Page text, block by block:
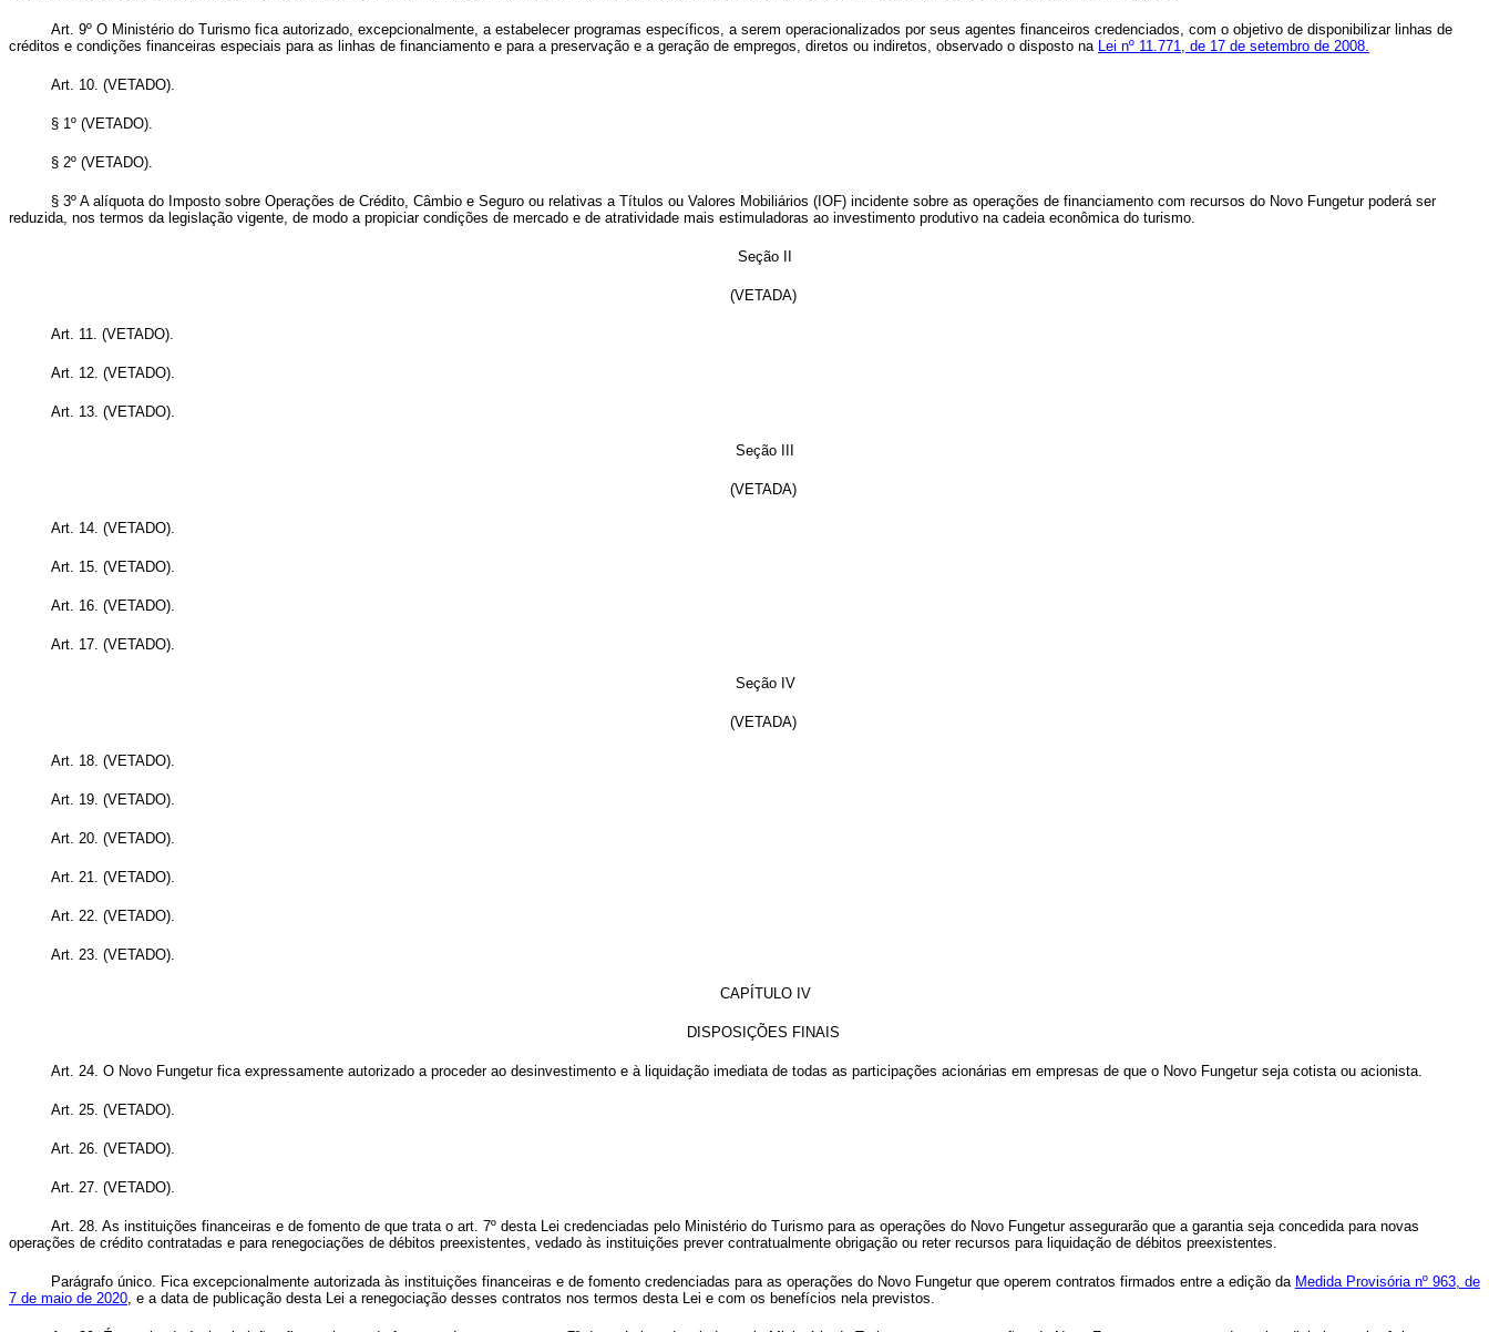
Art. 9º O Ministério do Turismo fica autorizado, excepcionalmente, a estabelecer programas específicos, a serem operacionalizados por seus agentes financeiros credenciados, com o objetivo de disponibilizar linhas de
créditos e condições financeiras especiais para as linhas de financiamento e para a preservação e a geração de empregos, diretos ou indiretos, observado o disposto na Lei nº 11.771, de 17 de setembro de 2008.
Art. 10. (VETADO).
§ 1º (VETADO).
§ 2º (VETADO).
§ 3º A alíquota do Imposto sobre Operações de Crédito, Câmbio e Seguro ou relativas a Títulos ou Valores Mobiliários (IOF) incidente sobre as operações de financiamento com recursos do Novo Fungetur poderá ser
reduzida, nos termos da legislação vigente, de modo a propiciar condições de mercado e de atratividade mais estimuladoras ao investimento produtivo na cadeia econômica do turismo.
Seção II
(VETADA)
Art. 11. (VETADO).
Art. 12. (VETADO).
Art. 13. (VETADO).
Seção III
(VETADA)
Art. 14. (VETADO).
Art. 15. (VETADO).
Art. 16. (VETADO).
Art. 17. (VETADO).
Seção IV
(VETADA)
Art. 18. (VETADO).
Art. 19. (VETADO).
Art. 20. (VETADO).
Art. 21. (VETADO).
Art. 22. (VETADO).
Art. 23. (VETADO).
CAPÍTULO IV
DISPOSIÇÕES FINAIS
Art. 24. O Novo Fungetur fica expressamente autorizado a proceder ao desinvestimento e à liquidação imediata de todas as participações acionárias em empresas de que o Novo Fungetur seja cotista ou acionista.
Art. 25. (VETADO).
Art. 26. (VETADO).
Art. 27. (VETADO).
Art. 28. As instituições financeiras e de fomento de que trata o art. 7º desta Lei credenciadas pelo Ministério do Turismo para as operações do Novo Fungetur assegurarão que a garantia seja concedida para novas
operações de crédito contratadas e para renegociações de débitos preexistentes, vedado às instituições prever contratualmente obrigação ou reter recursos para liquidação de débitos preexistentes.
Parágrafo único. Fica excepcionalmente autorizada às instituições financeiras e de fomento credenciadas para as operações do Novo Fungetur que operem contratos firmados entre a edição da Medida Provisória nº 963, de
7 de maio de 2020, e a data de publicação desta Lei a renegociação desses contratos nos termos desta Lei e com os benefícios nela previstos.